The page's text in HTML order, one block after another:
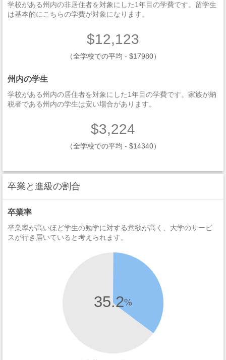
学校がある州内の非居住者を対象にした1年目の学費です。留学生
は基本的にこちらの学費が対象になります。
$12,123
（全学校での平均 - $17980）
州内の学生
学校がある州内の居住者を対象にした1年目の学費です。家族が納
税者である州内の学生は安い場合があります。
$3,224
（全学校での平均 - $14340）
卒業と進級の割合
卒業率
卒業率が高いほど学生の勉学に対する意欲が高く、大学のサービ
スが行き届いていると考えられます。
35.2%